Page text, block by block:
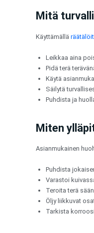
Mitä
Käyttämällä
Leikkaa aina
Pidä terä
Käytä
Säilytä
Puhdista ja
Miten
Asianmukainen
Puhdista
Varastoi
Teroita terä
Öljy liikkuvat
Tarkista